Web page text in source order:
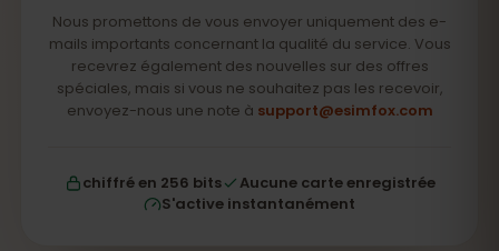
Nous promettons de vous envoyer uniquement des e-
mails importants concernant la qualité du service. Vous
recevrez également des nouvelles sur des offres
spéciales, mais si vous ne souhaitez pas les recevoir,
envoyez-nous une note à support@esimfox.com
chiffré en 256 bits
Aucune carte enregistrée
S'active instantanément